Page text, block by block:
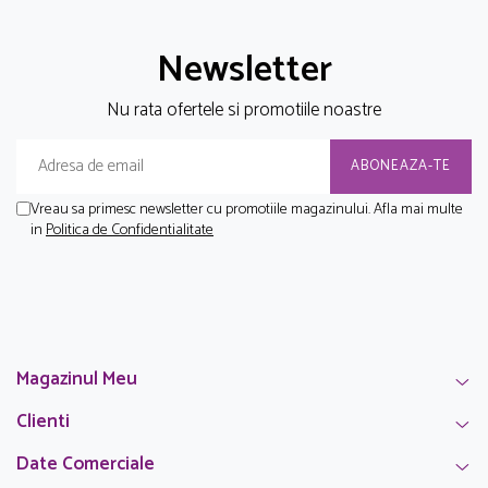
Newsletter
Nu rata ofertele si promotiile noastre
Vreau sa primesc newsletter cu promotiile magazinului. Afla mai multe
inPolitica de Confidentialitate
Magazinul Meu
Clienti
Date Comerciale